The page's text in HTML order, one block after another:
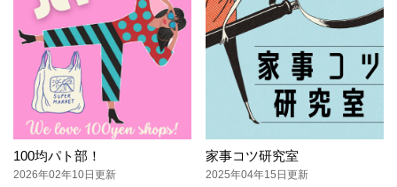
100均パト部！
2026年02年10日更新
家事コツ研究室
2025年04年15日更新